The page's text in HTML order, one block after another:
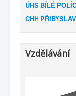
ÚHŠ BÍLÉ
CHH PŘIBYSLAV
Vzdělávání